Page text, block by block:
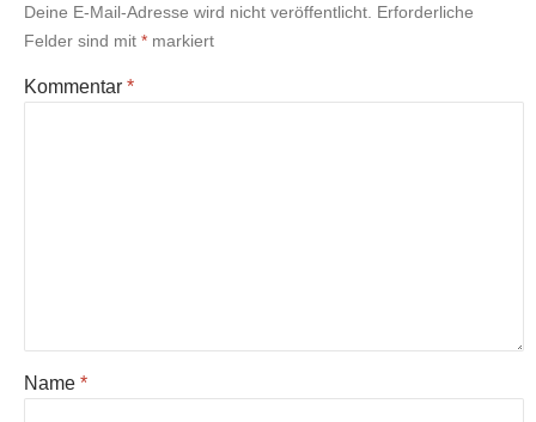
Deine E-Mail-Adresse wird nicht veröffentlicht. Erforderliche
Felder sind mit * markiert
Kommentar *
Name *